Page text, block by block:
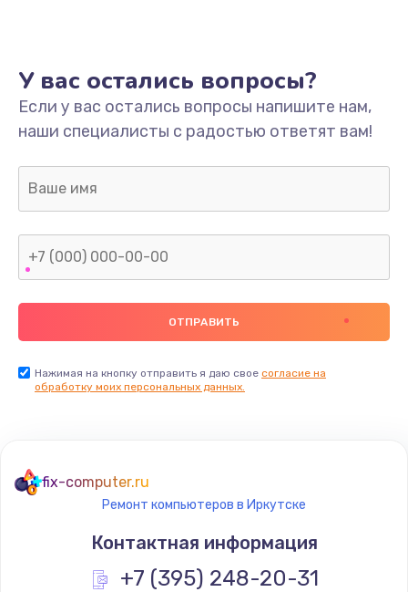
У вас остались вопросы?
Если у вас остались вопросы напишите нам,
наши специалисты с радостью ответят вам!
Нажимая на кнопку отправить я даю свое согласие на
обработку моих персональных данных.
fix-computer.ru
Ремонт компьютеров в Иркутске
Контактная информация
+7 (395) 248-20-31